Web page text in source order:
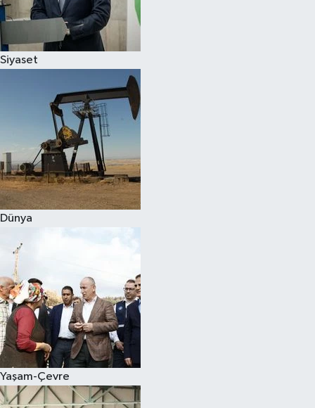
Siyaset
Dünya
Yaşam-Çevre
Spor
Çocuk
Eğitim
Hava Durumu
Kadın
Kültür Sanat
Sağlık
Siyaset
Teknoloji